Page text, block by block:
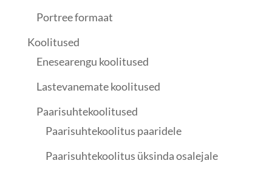
Portree formaat
Koolitused
Enesearengu koolitused
Lastevanemate koolitused
Paarisuhtekoolitused
Paarisuhtekoolitus paaridele
Paarisuhtekoolitus üksinda osalejale